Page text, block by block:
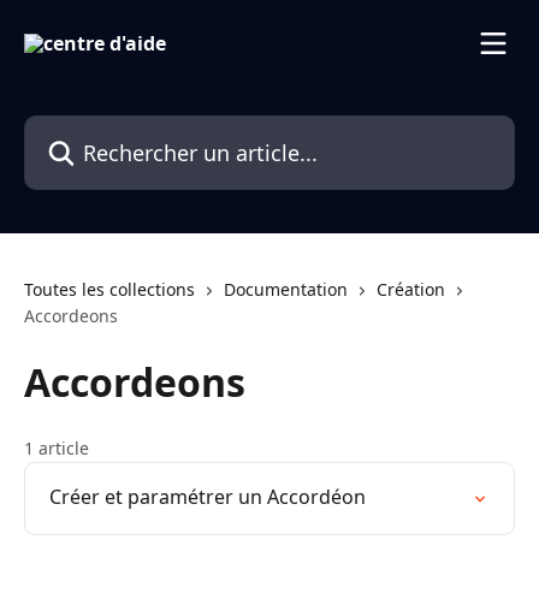
Rechercher un article...
Toutes les collections Documentation
Création
Accordeons
Accordeons
1 article
Créer et paramétrer un Accordéon